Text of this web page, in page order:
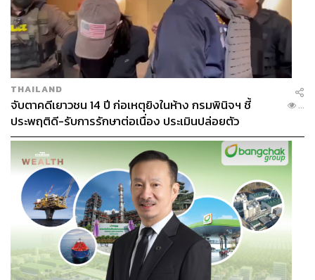
THAILAND
จับตาคดีเยาวชน 14 ปี ก่อเหตุยิงในห้าง กรมพินิจฯ ชี้
ประพฤติดี-รับการรักษาต่อเนื่อง ประเมินปล่อยตัว
...